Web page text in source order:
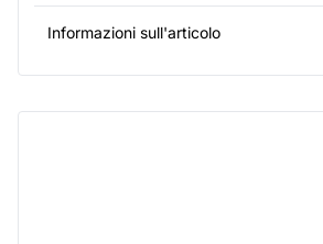
Informazioni sull'articolo